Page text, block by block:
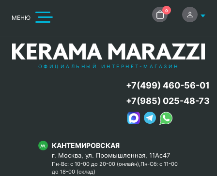
МЕНЮ
0
ОФИЦИАЛЬНЫЙ ИНТЕРНЕТ-МАГАЗИН
КАНТЕМИРОВСКАЯ
г. Москва, ул. Промышленная, 11Ас47
Пн-Вс: с 10-00 до 20-00 (онлайн),Пн-Сб: с 11-00
до 18-00 (склад)
+7(499) 460-56-01
+7(985) 025-48-73